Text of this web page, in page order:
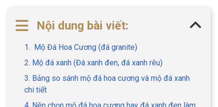
Nội dung bài viết:
1. Mộ Đá Hoa Cương (đá granite)
2. Mộ đá xanh (Đá xanh đen, đá xanh rêu)
3. Bảng so sánh mộ đá hoa cương và mộ đá xanh
chi tiết